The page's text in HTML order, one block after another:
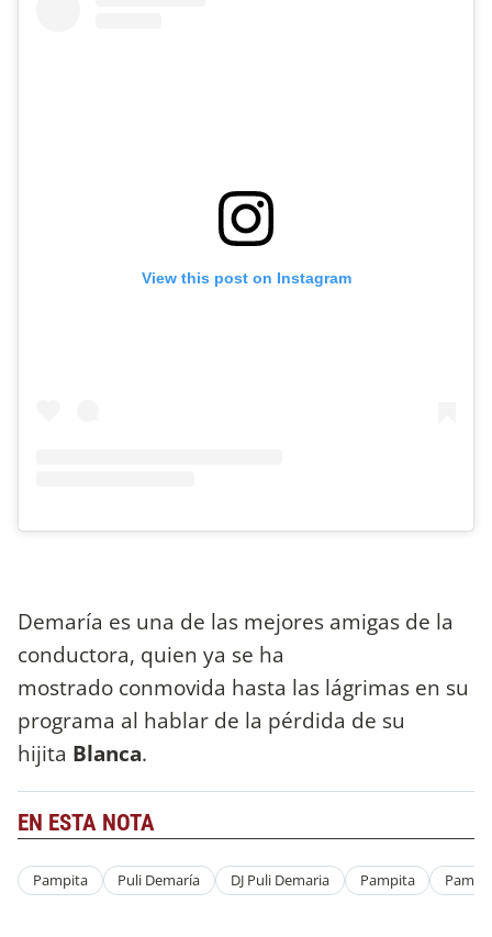
View this post on Instagram
Demaría es una de las mejores amigas de la
conductora, quien ya se ha
mostrado conmovida hasta las lágrimas en su
programa al hablar de la pérdida de su
hijita Blanca.
EN ESTA NOTA
Pampita Puli Demaría DJ Puli Demaria Pampita